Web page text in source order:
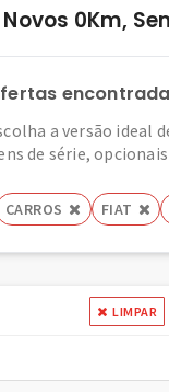
0Km,
a versão ideal
de série,
CARROS FIAT
LIMPAR